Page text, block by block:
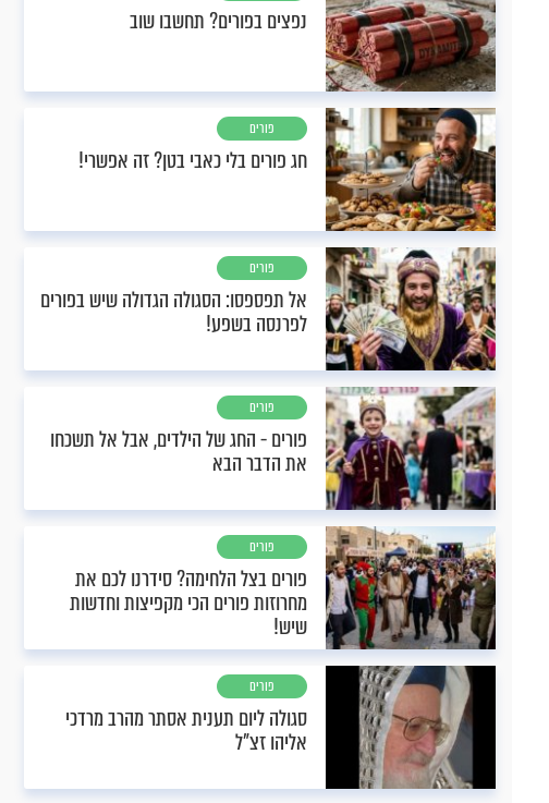
נפצים בפורים? תחשבו שוב
פורים
חג פורים בלי כאבי בטן? זה אפשרי!
פורים
אל תפספסו: הסגולה הגדולה שיש בפורים
לפרנסה בשפע!
פורים
פורים - החג של הילדים, אבל אל תשכחו
את הדבר הבא
פורים
פורים בצל הלחימה? סידרנו לכם את
מחרוזות פורים הכי מקפיצות וחדשות
שיש!
פורים
סגולה ליום תענית אסתר מהרב מרדכי
אליהו זצ"ל